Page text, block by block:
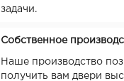
задачи.
Собственное
Наше производство
получить вам двери